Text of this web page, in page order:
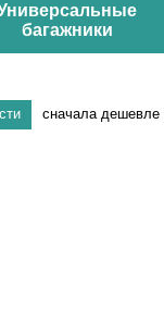
багажники
сначала дешевле